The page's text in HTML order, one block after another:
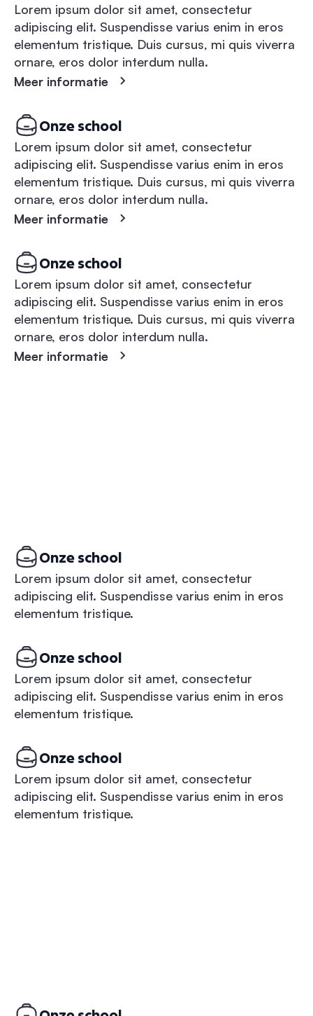
Lorem ipsum dolor sit amet, consectetur
adipiscing elit. Suspendisse varius enim in eros
elementum tristique. Duis cursus, mi quis viverra
ornare, eros dolor interdum nulla.
Meer informatie
Onze school
Lorem ipsum dolor sit amet, consectetur
adipiscing elit. Suspendisse varius enim in eros
elementum tristique. Duis cursus, mi quis viverra
ornare, eros dolor interdum nulla.
Meer informatie
Onze school
Lorem ipsum dolor sit amet, consectetur
adipiscing elit. Suspendisse varius enim in eros
elementum tristique. Duis cursus, mi quis viverra
ornare, eros dolor interdum nulla.
Meer informatie
Onze school
Lorem ipsum dolor sit amet, consectetur
adipiscing elit. Suspendisse varius enim in eros
elementum tristique.
Onze school
Lorem ipsum dolor sit amet, consectetur
adipiscing elit. Suspendisse varius enim in eros
elementum tristique.
Onze school
Lorem ipsum dolor sit amet, consectetur
adipiscing elit. Suspendisse varius enim in eros
elementum tristique.